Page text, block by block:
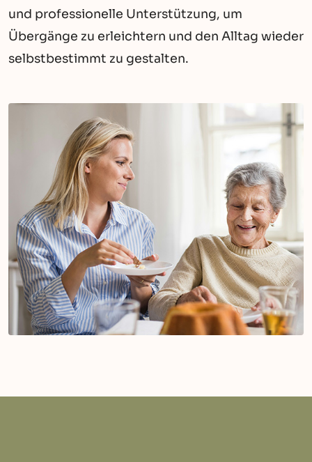
und professionelle Unterstützung, um
Übergänge zu erleichtern und den Alltag wieder
selbstbestimmt zu gestalten.